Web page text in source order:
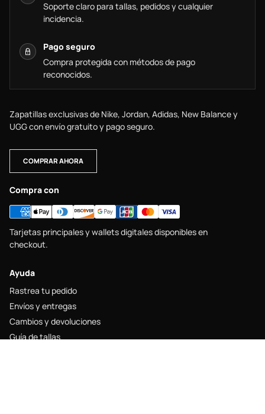
Soporte claro para tallas, pedidos y cualquier
incidencia.
Pago seguro
Compra protegida con métodos de pago
reconocidos.
Zapatillas exclusivas de Nike, Jordan, Adidas, New Balance y
UGG con envío gratuito y pago seguro.
COMPRAR AHORA
Compra con
Tarjetas principales y wallets digitales disponibles en
checkout.
Ayuda
Rastrea tu pedido
Envíos y entregas
Cambios y devoluciones
Guía de tallas